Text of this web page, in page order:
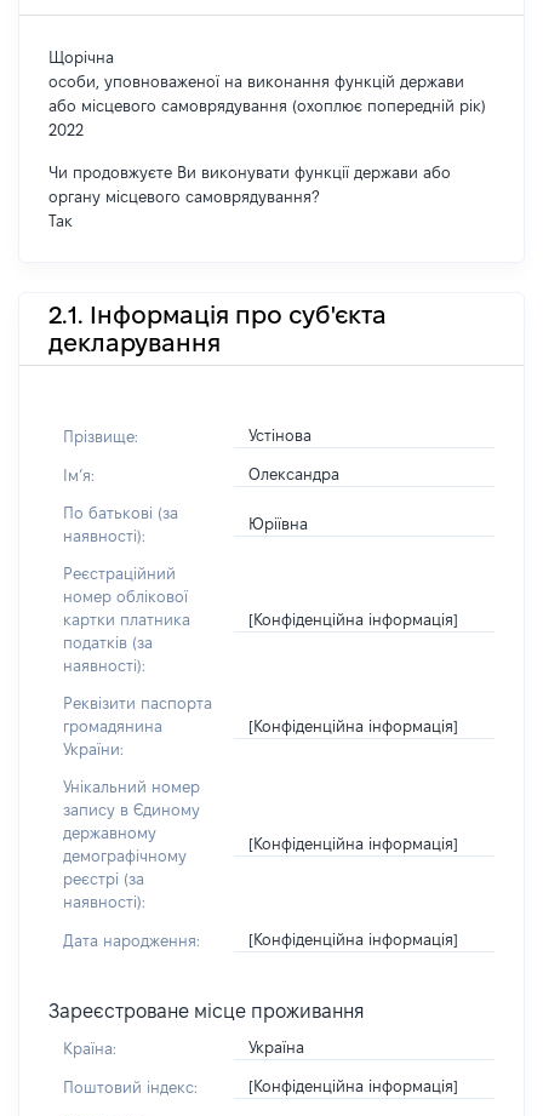
Щорічна
особи, уповноваженої на виконання функцій держави
або місцевого самоврядування (охоплює попередній рік)
2022
Чи продовжуєте Ви виконувати функції держави або
органу місцевого самоврядування?
Так
2.1. Інформація про суб'єкта
декларування
Прізвище: Устінова
Імʼя: Олександра
По батькові (за
наявності):
Юріївна
Реєстраційний
номер облікової
картки платника
податків (за
наявності):
[Конфіденційна інформація]
Реквізити паспорта
громадянина
України:
[Конфіденційна інформація]
Унікальний номер
запису в Єдиному
державному
демографічному
реєстрі (за
наявності):
[Конфіденційна інформація]
Дата народження: [Конфіденційна інформація]
Зареєстроване місце проживання
Країна: Україна
Поштовий індекс: [Конфіденційна інформація]